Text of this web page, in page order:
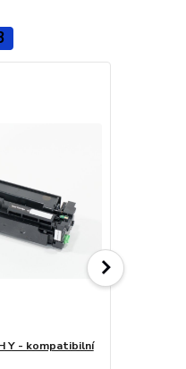
Y - kompatibilní